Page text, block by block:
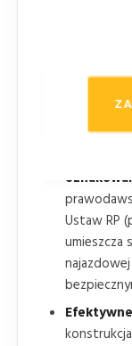
Ustaw RP
umieszcza